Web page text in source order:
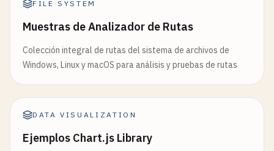
FILE SYSTEM
Muestras de Analizador de Rutas
Colección integral de rutas del sistema de archivos de
Windows, Linux y macOS para análisis y pruebas de rutas
DATA VISUALIZATION
Ejemplos Chart.js Library